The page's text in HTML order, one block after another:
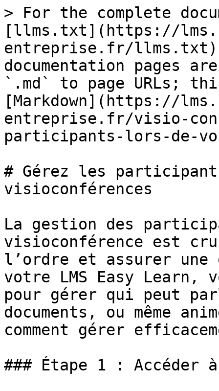
> For the complete
[llms.txt](https://
entreprise.fr/llms.txt).
documentation pages
`.md` to page URLs;
[Markdown](https://
entreprise.fr/visio-
participants-lors-de-
# Gérez les
visioconférences
La gestion des
visioconférence est
l’ordre et assurer
votre LMS Easy
pour gérer qui peut
documents, ou même
comment gérer
### Étape 1 :